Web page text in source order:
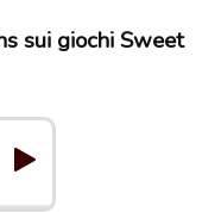
sui giochi Sweet